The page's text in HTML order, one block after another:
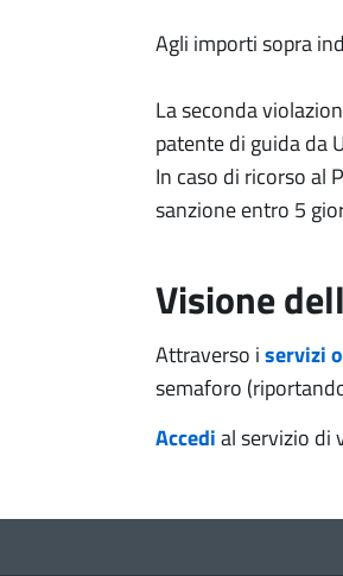
Agli importi sopra
La seconda
patente di guida da
In caso di ricorso al
sanzione entro 5
Visione
Attraverso iservizi
semaforo
Accedial servizio di